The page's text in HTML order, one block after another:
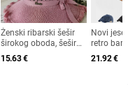
Ženski ribarski šešir
širokog oboda, šešir
za sunce, pleteni šešir
za sunce, šešir za
15.63€
Novi
retro
21.92€